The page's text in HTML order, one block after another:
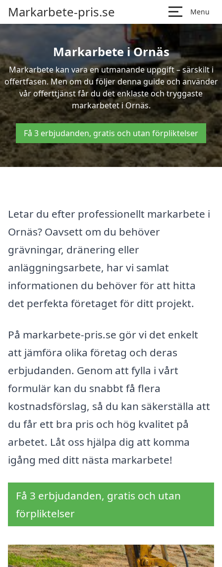
Markarbete-pris.se Menu
Markarbete i Ornäs
Markarbete kan vara en utmanande uppgift – särskilt i
offertfasen. Men om du följer denna guide och använder
vår offerttjänst får du det enklaste och tryggaste
markarbetet i Ornäs.
Få 3 erbjudanden, gratis och utan förpliktelser
Letar du efter professionellt markarbete i
Ornäs? Oavsett om du behöver
grävningar, dränering eller
anläggningsarbete, har vi samlat
informationen du behöver för att hitta
det perfekta företaget för ditt projekt.
På markarbete-pris.se gör vi det enkelt
att jämföra olika företag och deras
erbjudanden. Genom att fylla i vårt
formulär kan du snabbt få flera
kostnadsförslag, så du kan säkerställa att
du får ett bra pris och hög kvalitet på
arbetet. Låt oss hjälpa dig att komma
igång med ditt nästa markarbete!
Få 3 erbjudanden, gratis och utan
förpliktelser